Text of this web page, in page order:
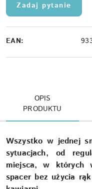
Zadaj pytanie
EAN:
OPIS
PRODUKTU
Wszystko w jednej
sytuacjach, od
miejsca, w których
spacer bez użycia